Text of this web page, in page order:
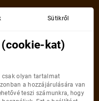
Sütikről
kat)
csak olyan tartalmat
a hozzájárulására van
teszi számunkra, hogy